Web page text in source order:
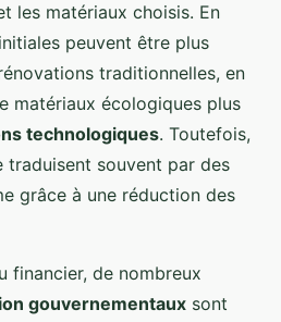
les matériaux choisis. En
peuvent être plus
traditionnelles, en
matériaux écologiques plus
technologiques. Toutefois,
traduisent souvent par des
grâce à une réduction des
financier, de nombreux
gouvernementaux sont